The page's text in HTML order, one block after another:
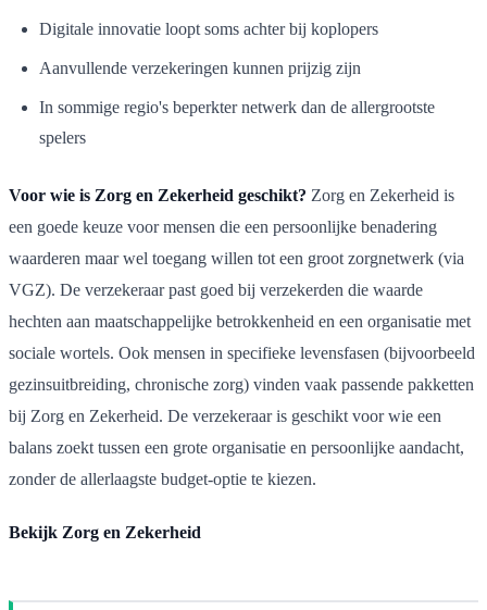
Digitale innovatie loopt soms achter bij koplopers
Aanvullende verzekeringen kunnen prijzig zijn
In sommige regio's beperkter netwerk dan de allergrootste
spelers
Voor wie is Zorg en Zekerheid geschikt? Zorg en Zekerheid is
een goede keuze voor mensen die een persoonlijke benadering
waarderen maar wel toegang willen tot een groot zorgnetwerk (via
VGZ). De verzekeraar past goed bij verzekerden die waarde
hechten aan maatschappelijke betrokkenheid en een organisatie met
sociale wortels. Ook mensen in specifieke levensfasen (bijvoorbeeld
gezinsuitbreiding, chronische zorg) vinden vaak passende pakketten
bij Zorg en Zekerheid. De verzekeraar is geschikt voor wie een
balans zoekt tussen een grote organisatie en persoonlijke aandacht,
zonder de allerlaagste budget-optie te kiezen.
Bekijk Zorg en Zekerheid